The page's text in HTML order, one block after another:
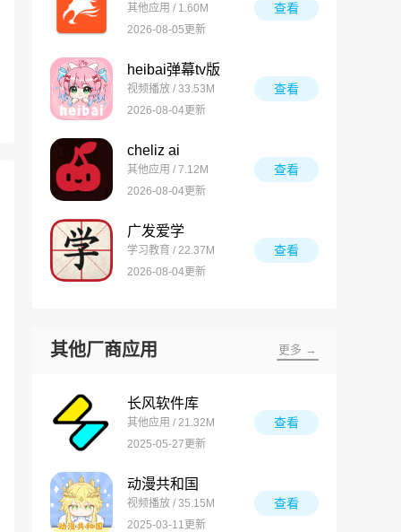
其他应用 / 1.60M
2026-08-05更新
查看
heibai弹幕tv版
视频播放 / 33.53M
2026-08-04更新
查看
cheliz ai
其他应用 / 7.12M
2026-08-04更新
查看
广发爱学
学习教育 / 22.37M
2026-08-04更新
查看
其他厂商应用 更多 →
长风软件库
其他应用 / 21.32M
2025-05-27更新
查看
动漫共和国
视频播放 / 35.15M
2025-03-11更新
查看